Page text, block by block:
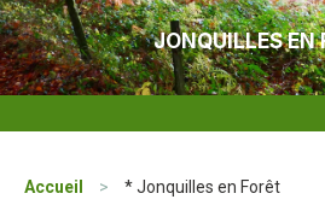
JONQUILLES EN
Accueil > * Jonquilles en Forêt